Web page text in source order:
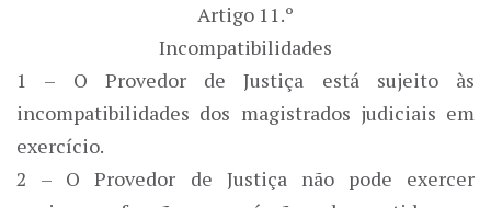
Artigo 11.º
Incompatibilidades
1 – O Provedor de Justiça está sujeito às
incompatibilidades dos magistrados judiciais em
exercício.
2 – O Provedor de Justiça não pode exercer